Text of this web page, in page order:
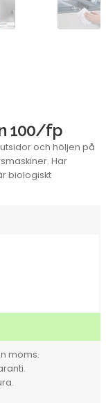
100/fp
och höljen på
Har
biologiskt
moms.